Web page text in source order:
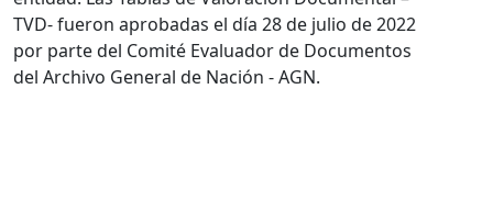
TVD- fueron aprobadas el día 28 de julio de 2022
por parte del Comité Evaluador de Documentos
del Archivo General de Nación - AGN.​​​​